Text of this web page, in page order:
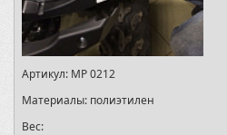
Артикул: MP 0212
Материалы: полиэтилен
Вес: